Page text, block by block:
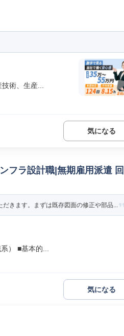
術、生産...
気になる
フラ設計職|無期雇用派遣
きます。まずは既存図面の修正や部品...
） ■基本的...
気になる